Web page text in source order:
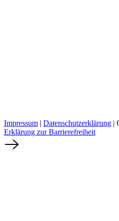
Impressum | Datenschutzerklärung |
Erklärung zur Barrierefreiheit